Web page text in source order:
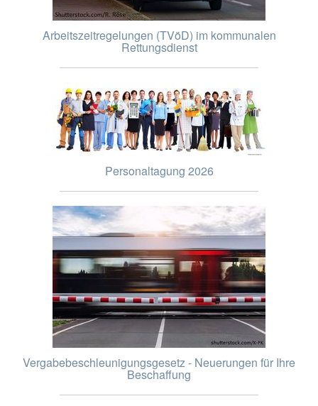
Arbeitszeitregelungen (TVöD) im kommunalen
Rettungsdienst
Personaltagung 2026
Vergabebeschleunigungsgesetz - Neuerungen für Ihre
Beschaffung